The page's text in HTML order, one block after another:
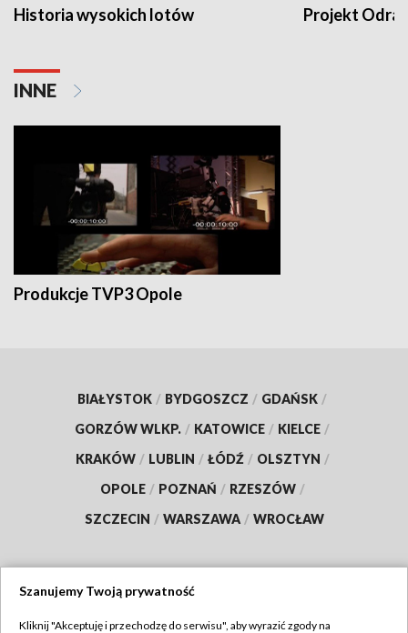
Historia wysokich lotów Projekt Odra
INNE
Produkcje TVP3 Opole
BIAŁYSTOK / BYDGOSZCZ / GDAŃSK /
GORZÓW WLKP. / KATOWICE / KIELCE /
KRAKÓW / LUBLIN / ŁÓDŹ / OLSZTYN /
OPOLE / POZNAŃ / RZESZÓW /
SZCZECIN / WARSZAWA / WROCŁAW
Szanujemy Twoją prywatność
Kliknij "Akceptuję i przechodzę do serwisu", aby wyrazić zgody na